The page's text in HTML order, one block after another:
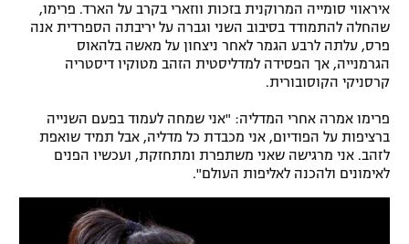
תקנון עבור פעילות ספורט 1 – "מרלן"
גיימינג E-Sports
תנאי שימוש
מדיניות פרטיות
רשיון להקרנה פומבית לבית עסק
בייסבול MLB
ספורט אתגרי ואקסטרים
גיימינג E-Sports
איראווי סומייה המרוקנית בזכות ווזארי בקרב על הארד. פרימו,
שהחלה להתמודד בסיבוב השני וגברה על יריבתה הספרדית אנה
פרס, עלתה לרבע הגמר לאחר ניצחון על מאשה בלהאוס
הגרמנייה, אך הפסידה למדליסטית הזהב מטוקיו דיסטריה
קרסניקי הקוסובורית.
פרימו אמרה אחרי המדליה: "אני שמחה לעמוד בפעם השנייה
ברציפות על הפודיום, אני מכבדת כל מדליה, אבל תמיד שואפת
לזהב. אני מרגישה שאני משתפרת ומתחזקת, ועכשיו הפנים
לאימונים ולהכנה לאליפות העולם".